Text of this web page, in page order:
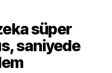
süper
saniyede